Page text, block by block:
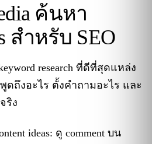
ค้นหา
สำหรับ SEO
research ที่ดีที่สุดแหล่ง
ดถึงอะไร ตั้งคำถามอะไร และ
ริง
ideas: ดู comment บน